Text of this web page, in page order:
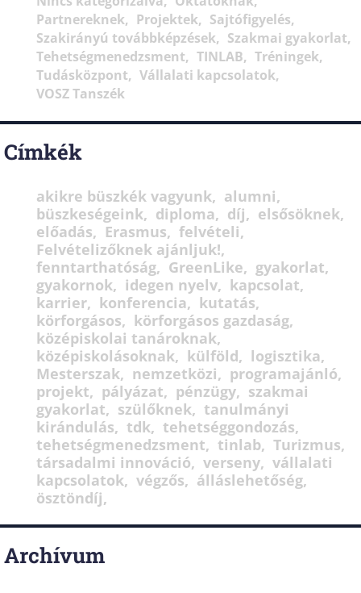
Partnereknek
Projektek
Sajtófigyelés
Szakirányú továbbképzések
Szakmai gyakorlat
Tehetségmenedzsment
TINLAB
Tréningek
Tudásközpont
Vállalati kapcsolatok
VOSZ Tanszék
Címkék
akikre büszkék vagyunk
alumni
büszkeségeink
diploma díj
elsősöknek
előadás
Erasmus
felvételi
Felvételizőknek ajánljuk!
fenntarthatóság
GreenLike
gyakorlat
gyakornok
idegen nyelv
kapcsolat
karrier
konferencia
kutatás
körforgásos
körforgásos gazdaság
középiskolai tanároknak
középiskolásoknak
külföld
logisztika
Mesterszak
nemzetközi
programajánló
projekt
pályázat pénzügy
szakmai
gyakorlat
szülőknek
tanulmányi
kirándulás
tdk
tehetséggondozás
tehetségmenedzsment
tinlab
Turizmus
társadalmi innováció
verseny
vállalati
kapcsolatok
végzős
álláslehetőség
ösztöndíj
Archívum